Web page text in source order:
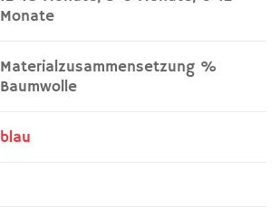
Monate
Materialzusammensetzung %
Baumwolle
blau